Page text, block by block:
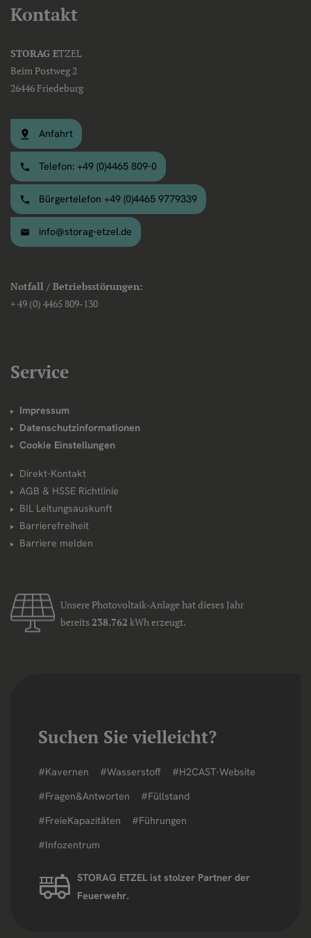
Kontakt
STORAG ETZEL
Beim Postweg 2
26446 Friedeburg
Anfahrt
Telefon: +49 (0)4465 809-0
Bürgertelefon +49 (0)4465 9779339
info@storag-etzel.de
Notfall / Betriebsstörungen:
+ 49 (0) 4465 809-130
Service
Impressum
Datenschutzinformationen
Cookie Einstellungen
Direkt-Kontakt
AGB & HSSE Richtlinie
BIL Leitungsauskunft
Barrierefreiheit
Barriere melden
Unsere Photovoltaik-Anlage hat dieses Jahr
bereits 238.762 kWh erzeugt.
Suchen Sie vielleicht?
#Kavernen #Wasserstoff
#H2CAST-Website
#Fragen&Antworten
#Füllstand
#FreieKapazitäten
#Führungen
#Infozentrum
STORAG ETZEL ist stolzer Partner der
Feuerwehr.